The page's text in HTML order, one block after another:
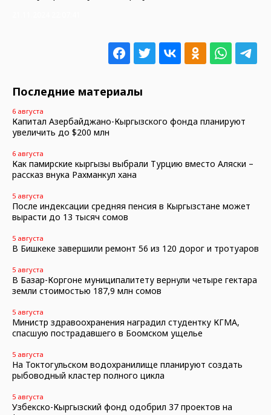
Последние материалы
6 августа
Капитал Азербайджано-Кыргызского фонда планируют
увеличить до $200 млн
6 августа
Как памирские кыргызы выбрали Турцию вместо Аляски –
рассказ внука Рахманкул хана
5 августа
После индексации средняя пенсия в Кыргызстане может
вырасти до 13 тысяч сомов
5 августа
В Бишкеке завершили ремонт 56 из 120 дорог и тротуаров
5 августа
В Базар-Коргоне муниципалитету вернули четыре гектара
земли стоимостью 187,9 млн сомов
5 августа
Министр здравоохранения наградил студентку КГМА,
спасшую пострадавшего в Боомском ущелье
5 августа
На Токтогульском водохранилище планируют создать
рыбоводный кластер полного цикла
5 августа
Узбекско-Кыргызский фонд одобрил 37 проектов на